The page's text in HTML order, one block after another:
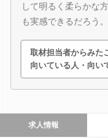
して明るく柔らかな
も実感できるだろう。
取材担当者からみた
向いている人・向い
求人情報